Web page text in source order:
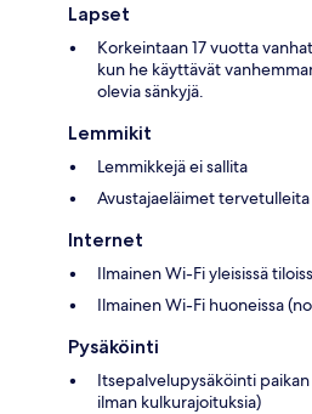
Lapset
Korkeintaan 17 vuotta
kun he käyttävät
olevia sänkyjä.
Lemmikit
Lemmikkejä ei sallita
Avustajaeläimet tervetulleita
Internet
Ilmainen Wi-Fi yleisissä
Ilmainen Wi-Fi huoneissa
Pysäköinti
Itsepalvelupysäköinti
ilman kulkurajoituksia)